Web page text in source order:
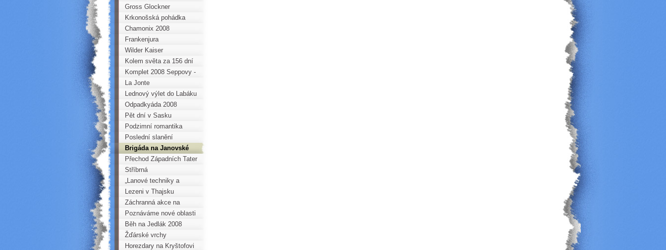
Gross Glockner
Pallaviciniho kuloárem
Krkonošská pohádka
Chamonix 2008
Frankenjura
Wilder Kaiser
Kolem světa za 156 dní
Komplet 2008 Seppovy -
Orlí skály
La Jonte
Lednový výlet do Labáku
Odpadkyáda 2008
Pět dní v Sasku
Podzimní romantika
Poslední slanění
Horoklubu Chomutov
Brigáda na Janovské
přehradě
Přechod Západních Tater
Stříbrná
„Lanové techniky a
problematika záchrany ve
skalním terénu“
Lezeni v Thajsku
Záchranná akce na
Bořeni
Poznáváme nové oblasti
v Sasku
Běh na Jedlák 2008
Žďárské vrchy
Horezdary na Kryštofovi